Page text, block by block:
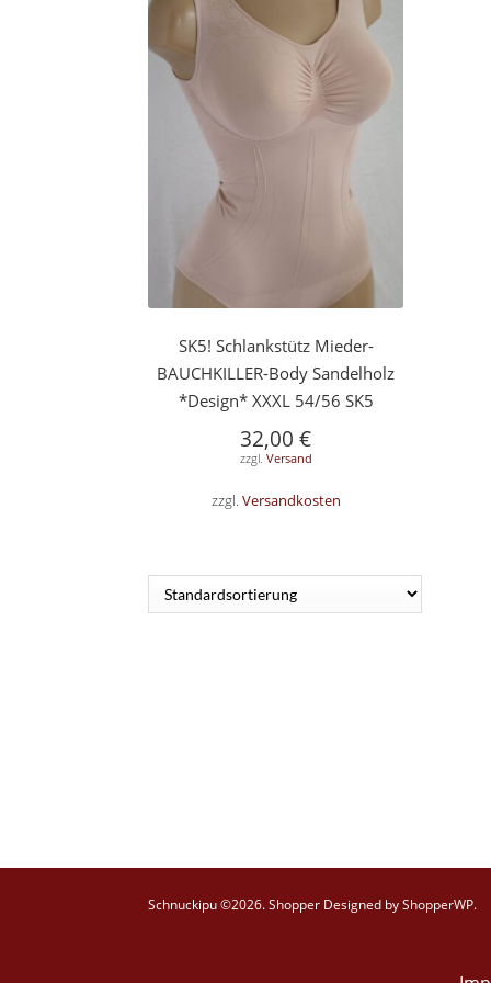
SK5! Schlankstütz Mieder-
BAUCHKILLER-Body Sandelholz
*Design* XXXL 54/56 SK5
32,00€
zzgl. Versand
zzgl. Versandkosten
Schnuckipu ©2026.ShopperDesigned byShopperWP.